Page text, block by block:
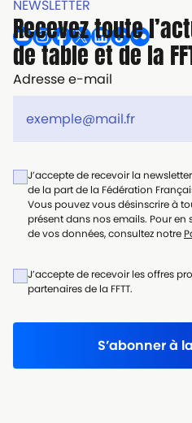
NEWSLETTER
Recevez toute
de table et de la
Adresse e-mail
J’accepte de recevoir la
de la part de la Fédération
Vous pouvez vous désinscrire à
présent dans nos emails. Pour en
de vos données, consultez notre
J’accepte de recevoir les offres
partenaires de la FFTT.
S’abonner à